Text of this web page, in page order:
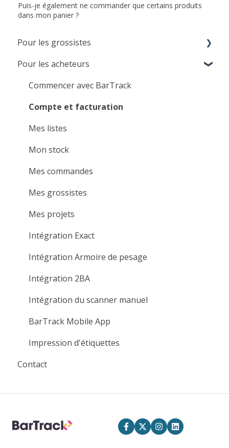
Puis-je également ne commander que certains produits
dans mon panier ?
Pour les grossistes
Démarrage pour les grossistes
Paramètres
Gestion client & Support
Bestellingen ontvangen
Services VMI
Vidéos d'instruction
Pour les acheteurs
Commencer avec BarTrack
Compte et facturation
Mes listes
Mon stock
Mes commandes
Mes grossistes
Mes projets
Intégration Exact
Intégration Armoire de pesage
Intégration 2BA
Intégration du scanner manuel
BarTrack Mobile App
Impression d'étiquettes
Contact